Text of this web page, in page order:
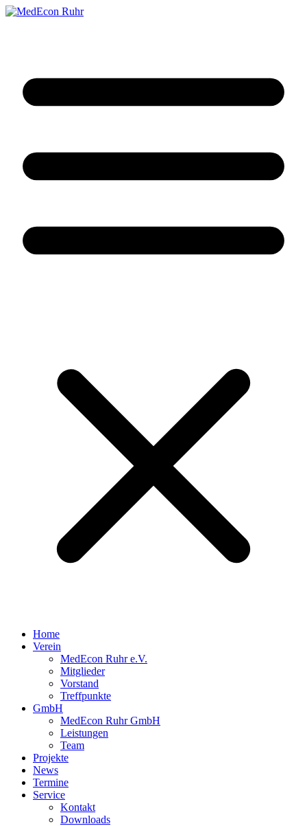
Home
Verein
MedEcon Ruhr e.V.
Mitglieder
Vorstand
Treffpunkte
GmbH
MedEcon Ruhr GmbH
Leistungen
Team
Projekte
News
Termine
Service
Kontakt
Downloads